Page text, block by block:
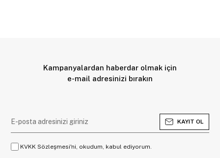
Kampanyalardan haberdar olmak için
e-mail adresinizi bırakın
KAYIT OL
KVKK Sözleşmesi'ni, okudum, kabul ediyorum.